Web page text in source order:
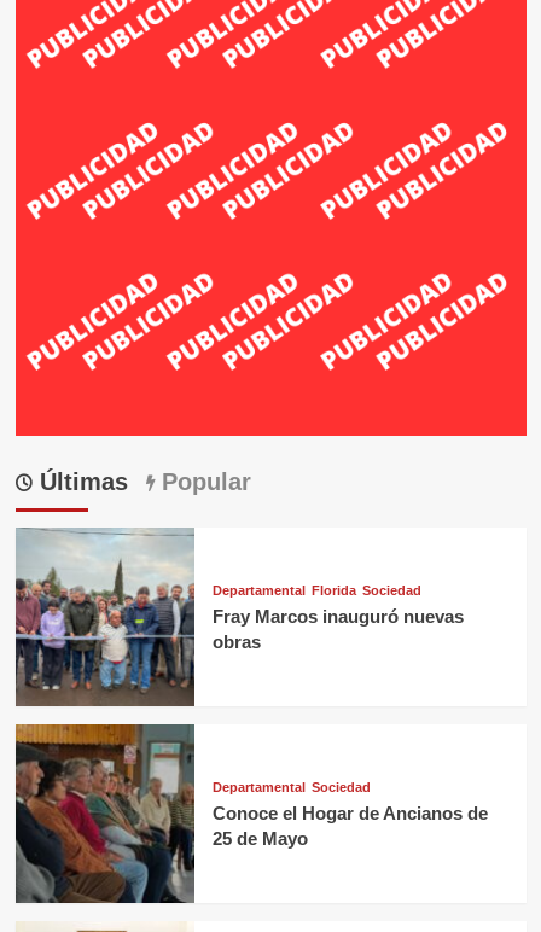
Últimas Popular
Departamental Florida Sociedad
Fray Marcos inauguró nuevas
obras
Departamental Sociedad
Conoce el Hogar de Ancianos de
25 de Mayo